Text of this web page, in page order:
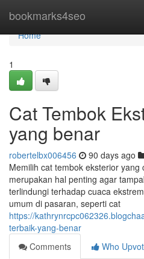
bookmarks4seo
Home
Home
1
Cat Tembok
yang benar
robertelbx006456 90 days ago
Memilih cat tembok eksterior
merupakan hal penting agar
terlindungi terhadap cuaca
umum di pasaran, seperti cat
https://
terbaik-yang-benar
Comments
Who